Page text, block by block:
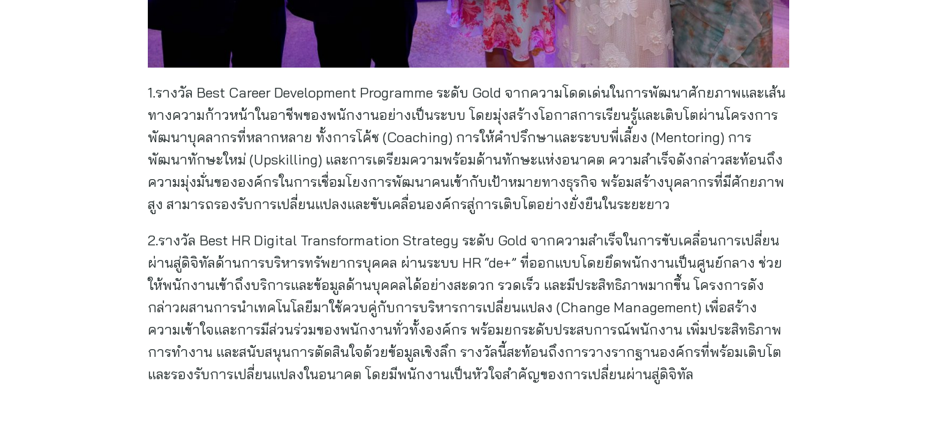
1.รางวัล Best Career Development Programme ระดับ Gold จากความโดดเด่นในการพัฒนาศักยภาพและเส้น
ทางความก้าวหน้าในอาชีพของพนักงานอย่างเป็นระบบ โดยมุ่งสร้างโอกาสการเรียนรู้และเติบโตผ่านโครงการ
พัฒนาบุคลากรที่หลากหลาย ทั้งการโค้ช (Coaching) การให้คำปรึกษาและระบบพี่เลี้ยง (Mentoring) การ
พัฒนาทักษะใหม่ (Upskilling) และการเตรียมความพร้อมด้านทักษะแห่งอนาคต ความสำเร็จดังกล่าวสะท้อนถึง
ความมุ่งมั่นขององค์กรในการเชื่อมโยงการพัฒนาคนเข้ากับเป้าหมายทางธุรกิจ พร้อมสร้างบุคลากรที่มีศักยภาพ
สูง สามารถรองรับการเปลี่ยนแปลงและขับเคลื่อนองค์กรสู่การเติบโตอย่างยั่งยืนในระยะยาว
2.รางวัล Best HR Digital Transformation Strategy ระดับ Gold จากความสำเร็จในการขับเคลื่อนการเปลี่ยน
ผ่านสู่ดิจิทัลด้านการบริหารทรัพยากรบุคคล ผ่านระบบ HR “de+” ที่ออกแบบโดยยึดพนักงานเป็นศูนย์กลาง ช่วย
ให้พนักงานเข้าถึงบริการและข้อมูลด้านบุคคลได้อย่างสะดวก รวดเร็ว และมีประสิทธิภาพมากขึ้น โครงการดัง
กล่าวผสานการนำเทคโนโลยีมาใช้ควบคู่กับการบริหารการเปลี่ยนแปลง (Change Management) เพื่อสร้าง
ความเข้าใจและการมีส่วนร่วมของพนักงานทั่วทั้งองค์กร พร้อมยกระดับประสบการณ์พนักงาน เพิ่มประสิทธิภาพ
การทำงาน และสนับสนุนการตัดสินใจด้วยข้อมูลเชิงลึก รางวัลนี้สะท้อนถึงการวางรากฐานองค์กรที่พร้อมเติบโต
และรองรับการเปลี่ยนแปลงในอนาคต โดยมีพนักงานเป็นหัวใจสำคัญของการเปลี่ยนผ่านสู่ดิจิทัล